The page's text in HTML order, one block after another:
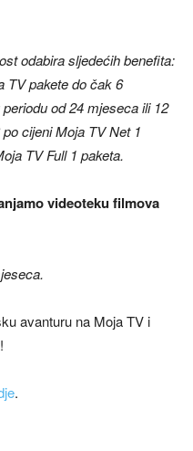
odabira sljedećih benefita:
TV pakete do čak 6
od 24 mjeseca ili 12
cijeni Moja TV Net 1
TV Full 1 paketa.
videoteku filmova
avanturu na Moja TV i
.